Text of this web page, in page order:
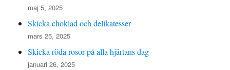
maj 5, 2025
Skicka choklad och delikatesser
mars 25, 2025
Skicka röda rosor på alla hjärtans dag
januari 26, 2025